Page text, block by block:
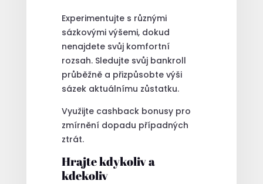
Experimentujte s různými
sázkovými výšemi, dokud
nenajdete svůj komfortní
rozsah. Sledujte svůj bankroll
průběžně a přizpůsobte výši
sázek aktuálnímu zůstatku.
Využijte cashback bonusy pro
zmírnění dopadu případných
ztrát.
Hrajte kdykoliv a
kdekoliv